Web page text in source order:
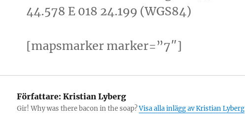
44.578 E 018 24.199 (WGS84)
[mapsmarker marker=”7″]
Författare: Kristian Lyberg
Gir! Why was there bacon in the soap?Visa alla inlägg av Kristian Lyberg